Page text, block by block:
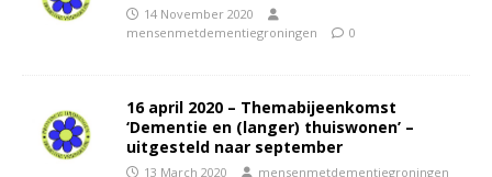
14 November 2020
mensenmetdementiegroningen
0
16 april 2020 – Themabijeenkomst
‘Dementie en (langer) thuiswonen’ –
uitgesteld naar september
13 March 2020
mensenmetdementiegroningen